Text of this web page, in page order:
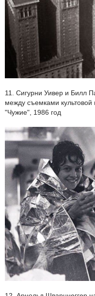
11. Сигурни Уивер и Билл
между съемками
"Чужие", 1986 год